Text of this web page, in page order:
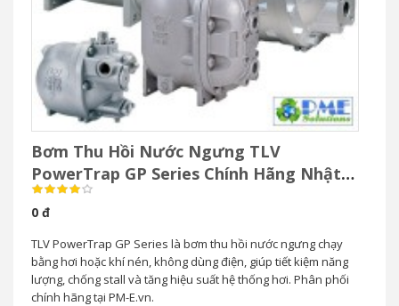
Bơm Thu Hồi Nước Ngưng TLV
PowerTrap GP Series Chính Hãng Nhật
Bản
0 đ
TLV PowerTrap GP Series là bơm thu hồi nước ngưng chạy
bằng hơi hoặc khí nén, không dùng điện, giúp tiết kiệm năng
lượng, chống stall và tăng hiệu suất hệ thống hơi. Phân phối
chính hãng tại PM-E.vn.